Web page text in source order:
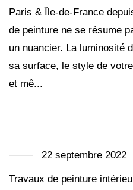
Paris & Île-de-France
de peinture ne se résume
un nuancier. La luminosité
sa surface, le style de
et mê...
22 septembre 2022
Travaux de peinture